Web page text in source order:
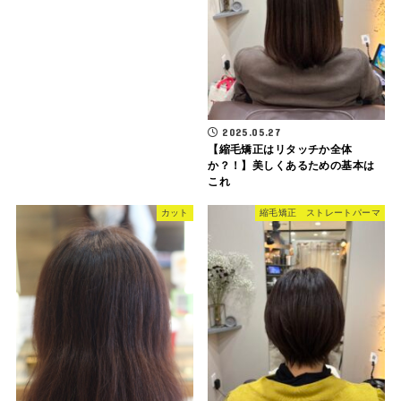
2025.05.27
【縮毛矯正はリタッチか全体
か？！】美しくあるための基本は
これ
カット 縮毛矯正 ストレートパーマ